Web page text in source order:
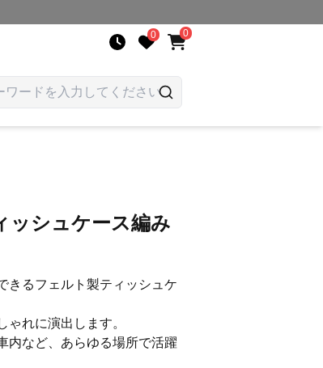
0 0
ッシュケース編み
きるフェルト製ティッシュケ
れに演出します。
内など、あらゆる場所で活躍